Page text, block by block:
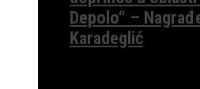
Depolo“ –
Karadeglić